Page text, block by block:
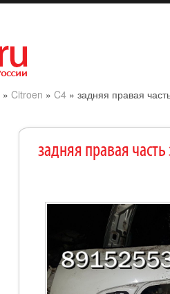
» Citroen » C4» задняя правая
задняя правая